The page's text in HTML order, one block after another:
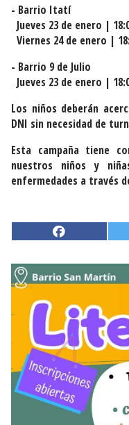
- Barrio Itatí
Jueves 23 de enero |
Viernes 24 de enero |
- Barrio 9 de Julio
Jueves 23 de enero |
Los niños deberán
DNI sin necesidad de
Esta campaña tiene
nuestros niños y
enfermedades a través